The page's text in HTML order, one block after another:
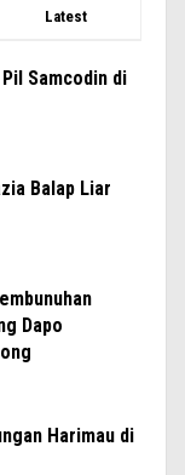
Latest
Samcodin di
Balap Liar
Dapo
Harimau di